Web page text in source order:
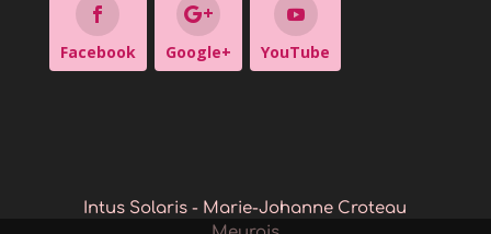
Facebook Google+ YouTube
Intus Solaris - Marie-Johanne Croteau